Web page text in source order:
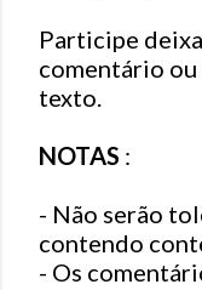
s
t
a
u
c
o
m
Participe
comentário
texto.
NOTAS :
- Não serão
contendo
- Os